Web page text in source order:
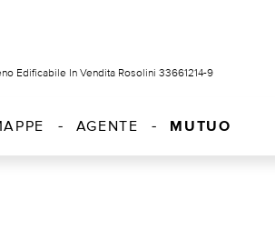
Edificabile In Vendita Rosolini 33661214-9
AGENTE MUTUO